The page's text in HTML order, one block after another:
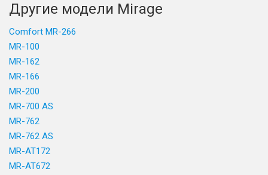
Другие модели Mirage
Comfort MR-266
MR-100
MR-162
MR-166
MR-200
MR-700 AS
MR-762
MR-762 AS
MR-AT172
MR-AT672